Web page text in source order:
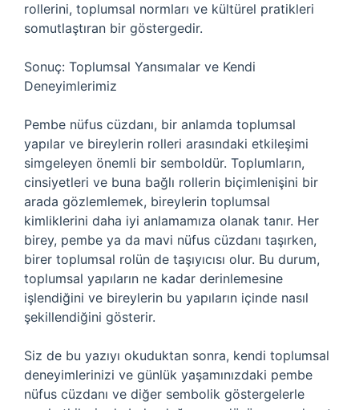
rollerini, toplumsal normları ve kültürel pratikleri
somutlaştıran bir göstergedir.
Sonuç: Toplumsal Yansımalar ve Kendi
Deneyimlerimiz
Pembe nüfus cüzdanı, bir anlamda toplumsal
yapılar ve bireylerin rolleri arasındaki etkileşimi
simgeleyen önemli bir semboldür. Toplumların,
cinsiyetleri ve buna bağlı rollerin biçimlenişini bir
arada gözlemlemek, bireylerin toplumsal
kimliklerini daha iyi anlamamıza olanak tanır. Her
birey, pembe ya da mavi nüfus cüzdanı taşırken,
birer toplumsal rolün de taşıyıcısı olur. Bu durum,
toplumsal yapıların ne kadar derinlemesine
işlendiğini ve bireylerin bu yapıların içinde nasıl
şekillendiğini gösterir.
Siz de bu yazıyı okuduktan sonra, kendi toplumsal
deneyimlerinizi ve günlük yaşamınızdaki pembe
nüfus cüzdanı ve diğer sembolik göstergelerle